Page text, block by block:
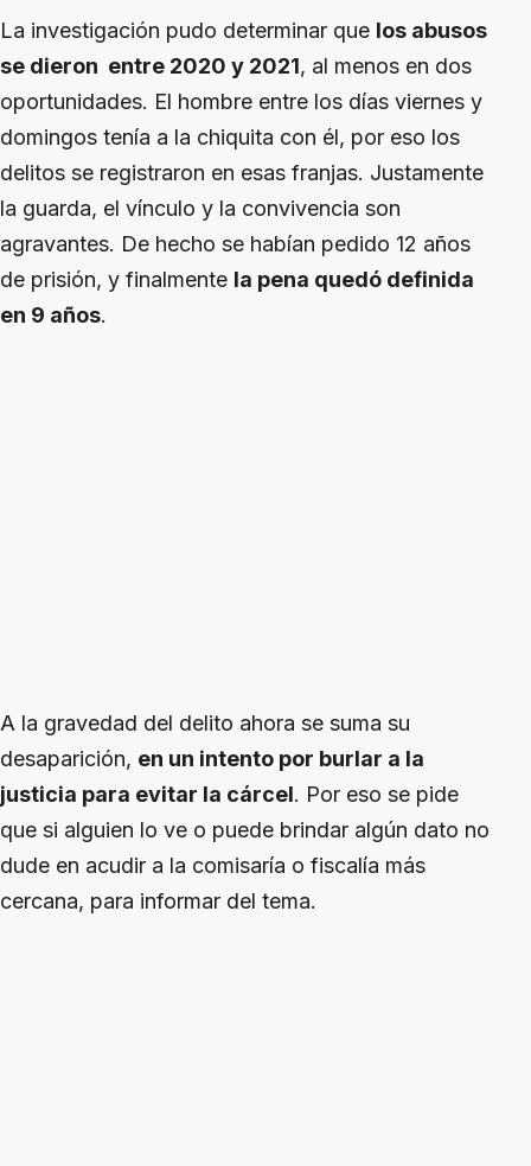
La investigación pudo determinar que los abusos
se dieron entre 2020 y 2021, al menos en dos
oportunidades. El hombre entre los días viernes y
domingos tenía a la chiquita con él, por eso los
delitos se registraron en esas franjas. Justamente
la guarda, el vínculo y la convivencia son
agravantes. De hecho se habían pedido 12 años
de prisión, y finalmente la pena quedó definida
en 9 años.
A la gravedad del delito ahora se suma su
desaparición, en un intento por burlar a la
justicia para evitar la cárcel. Por eso se pide
que si alguien lo ve o puede brindar algún dato no
dude en acudir a la comisaría o fiscalía más
cercana, para informar del tema.